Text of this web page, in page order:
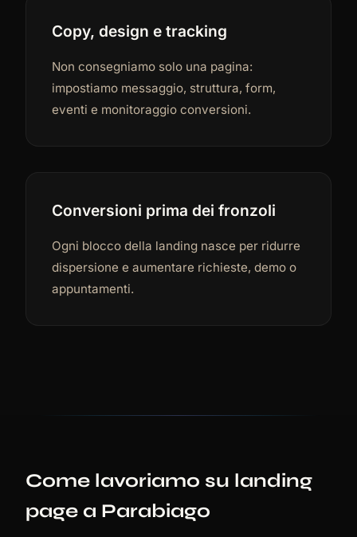
Copy, design e tracking
Non consegniamo solo una pagina:
impostiamo messaggio, struttura, form,
eventi e monitoraggio conversioni.
Conversioni prima dei fronzoli
Ogni blocco della landing nasce per ridurre
dispersione e aumentare richieste, demo o
appuntamenti.
Come lavoriamo su landing
page a Parabiago